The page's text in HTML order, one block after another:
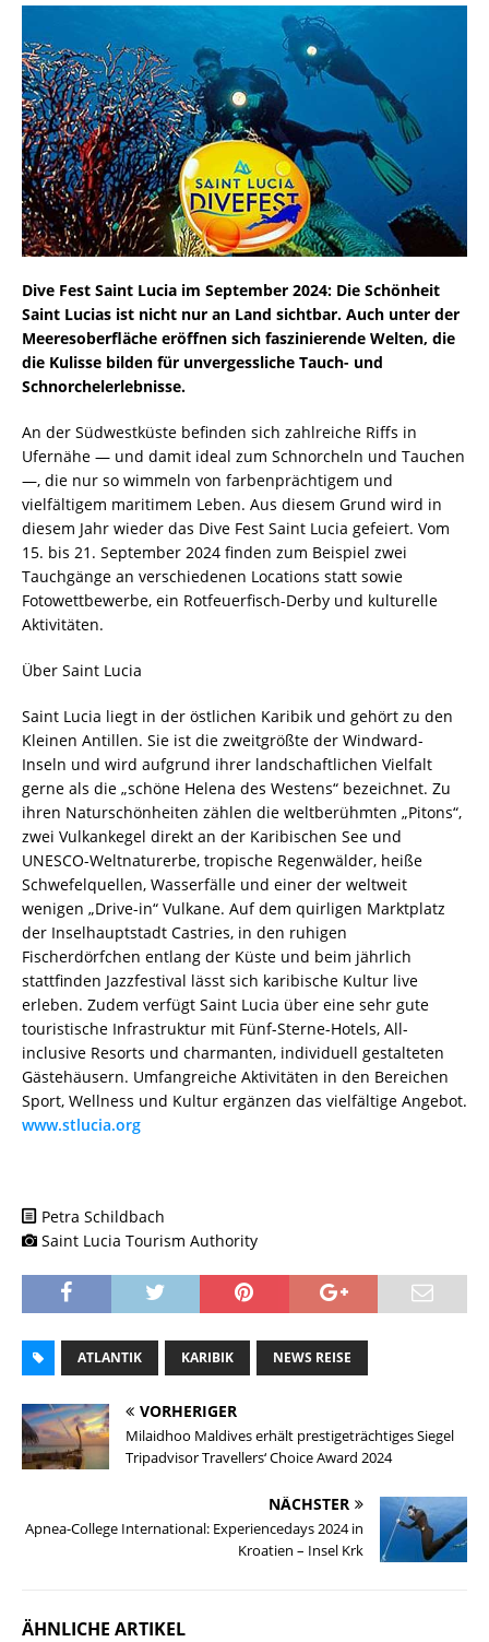
Dive Fest Saint Lucia im September 2024: Die Schönheit
Saint Lucias ist nicht nur an Land sichtbar. Auch unter der
Meeresoberfläche eröffnen sich faszinierende Welten, die
die Kulisse bilden für unvergessliche Tauch- und
Schnorchelerlebnisse.
An der Südwestküste befinden sich zahlreiche Riffs in
Ufernähe — und damit ideal zum Schnorcheln und Tauchen
—, die nur so wimmeln von farbenprächtigem und
vielfältigem maritimem Leben. Aus diesem Grund wird in
diesem Jahr wieder das Dive Fest Saint Lucia gefeiert. Vom
15. bis 21. September 2024 finden zum Beispiel zwei
Tauchgänge an verschiedenen Locations statt sowie
Fotowettbewerbe, ein Rotfeuerfisch-Derby und kulturelle
Aktivitäten.
Über Saint Lucia
Saint Lucia liegt in der östlichen Karibik und gehört zu den
Kleinen Antillen. Sie ist die zweitgrößte der Windward-
Inseln und wird aufgrund ihrer landschaftlichen Vielfalt
gerne als die „schöne Helena des Westens“ bezeichnet. Zu
ihren Naturschönheiten zählen die weltberühmten „Pitons“,
zwei Vulkankegel direkt an der Karibischen See und
UNESCO-Weltnaturerbe, tropische Regenwälder, heiße
Schwefelquellen, Wasserfälle und einer der weltweit
wenigen „Drive-in“ Vulkane. Auf dem quirligen Marktplatz
der Inselhauptstadt Castries, in den ruhigen
Fischerdörfchen entlang der Küste und beim jährlich
stattfinden Jazzfestival lässt sich karibische Kultur live
erleben. Zudem verfügt Saint Lucia über eine sehr gute
touristische Infrastruktur mit Fünf-Sterne-Hotels, All-
inclusive Resorts und charmanten, individuell gestalteten
Gästehäusern. Umfangreiche Aktivitäten in den Bereichen
Sport, Wellness und Kultur ergänzen das vielfältige Angebot.
www.stlucia.org
Petra Schildbach
Saint Lucia Tourism Authority
ATLANTIK KARIBIK NEWS REISE
VORHERIGER
Milaidhoo Maldives erhält prestigeträchtiges Siegel
Tripadvisor Travellers‘ Choice Award 2024
NÄCHSTER
Apnea-College International: Experiencedays 2024 in
Kroatien – Insel Krk
ÄHNLICHE ARTIKEL